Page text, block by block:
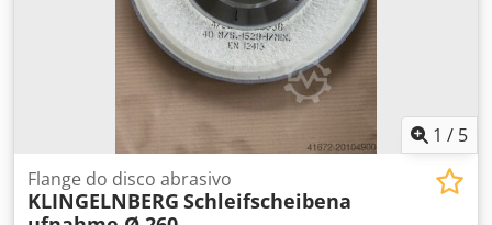
1 / 5
Flange do disco abrasivo
KLINGELNBERG Schleifscheibena